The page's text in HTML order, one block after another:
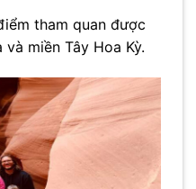
tham quan được
miền Tây Hoa Kỳ.